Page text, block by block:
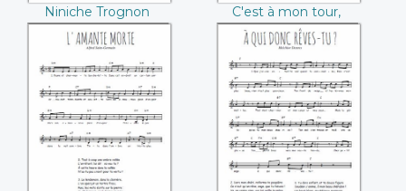
Niniche Trognon
(Delormel / Louis
Gabillaud)
C'est à mon tour,
chanson d'un
trouvère (Emile
Deschamps Casimir
Baille)
L'amante morte
(Alfred Saint-
Germain)
A qui donc rêves-
tu (Melchior
Destres)